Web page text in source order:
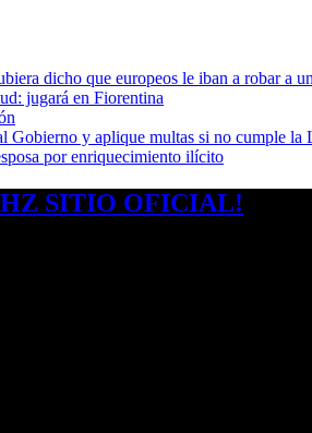
dicho que europeos le iban a robar a
jugará en Fiorentina
Gobierno y aplique multas si no cumple la
por enriquecimiento ilícito
SITIO OFICIAL!